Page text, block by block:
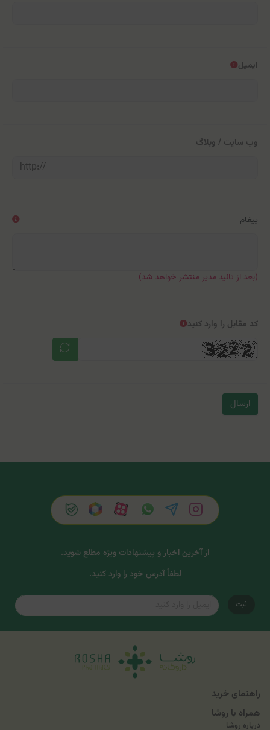
ایمیل
وب سایت / وبلاگ
پیغام
(بعد از تائید مدیر منتشر خواهد شد)
کد مقابل را وارد کنید
ارسال
از آخرین اخبار و پیشنهادات ویژه مطلع شوید.
لطفاً آدرس خود را وارد کنید.
ثبت
راهنمای خرید
همراه با روشا
درباره روشا